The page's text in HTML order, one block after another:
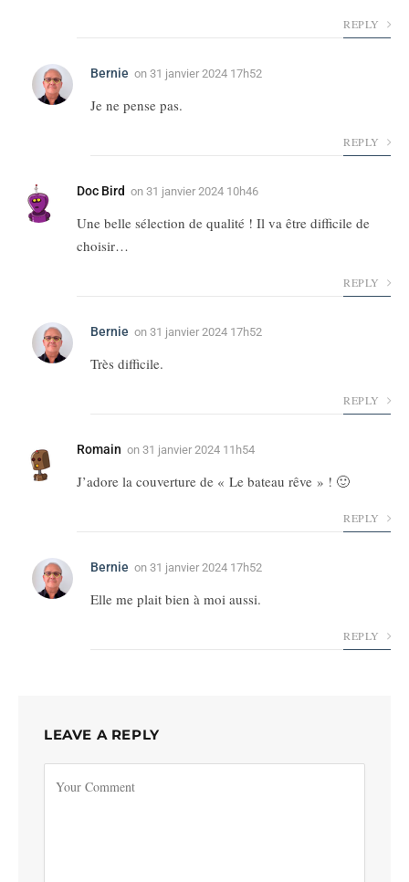
REPLY
Bernie on 31 janvier 2024 17h52
Je ne pense pas.
REPLY
Doc Bird on 31 janvier 2024 10h46
Une belle sélection de qualité ! Il va être difficile de
choisir…
REPLY
Bernie on 31 janvier 2024 17h52
Très difficile.
REPLY
Romain on 31 janvier 2024 11h54
J’adore la couverture de « Le bateau rêve » ! 🙂
REPLY
Bernie on 31 janvier 2024 17h52
Elle me plait bien à moi aussi.
REPLY
LEAVE A REPLY